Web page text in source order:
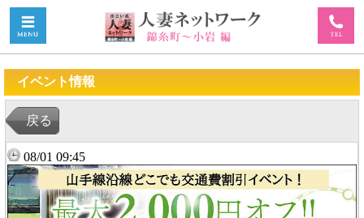
イベント情報
戻る
08/01 09:45